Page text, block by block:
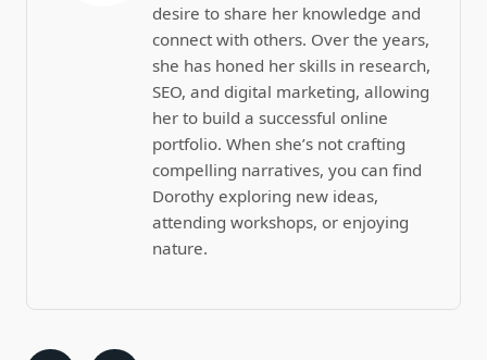
desire to share her knowledge and
connect with others. Over the years,
she has honed her skills in research,
SEO, and digital marketing, allowing
her to build a successful online
portfolio. When she’s not crafting
compelling narratives, you can find
Dorothy exploring new ideas,
attending workshops, or enjoying
nature.